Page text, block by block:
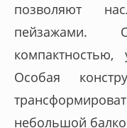
позволяют
пейзажами.
компактностью,
Особая
небольшой